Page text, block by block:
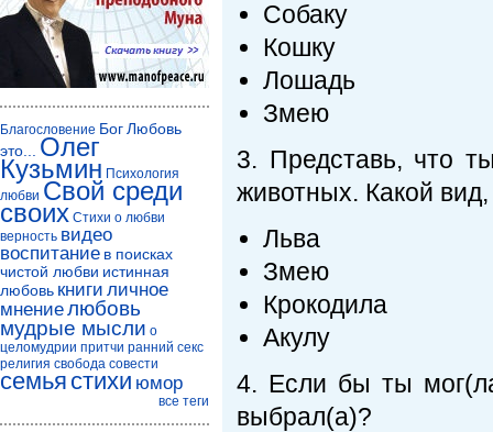
Собаку
Кошку
Лошадь
Змею
3. Представь, что
животных. Какой
Льва
Змею
Крокодила
Акулу
4. Если бы ты
выбрал(а)?
Благословение БогЛюбовь
это...
Олег
Кузьмин Психология
любви Свой среди
своих Стихи о любви
верность видео
воспитание в поисках
чистой любви истинная
любовь книги личное
мнениелюбовь
мудрые мысли о
целомудрии притчи ранний секс
религия свобода совести
семья стихи юмор
все теги